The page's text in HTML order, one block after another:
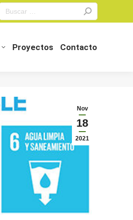
Search:
Proyectos Contacto
Nov
18
2021
Proyectos Contacto